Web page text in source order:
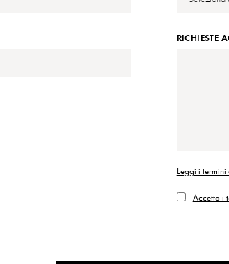
RICHIESTE
Leggi i
Accetto i